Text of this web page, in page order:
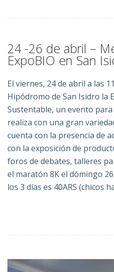
24 -26 de abril –
ExpoBIO en San
El viernes, 24 de abril a las
Hipódromo de San Isidro la
Sustentable, un evento
realiza con una gran
cuenta con la presencia de
con la exposición de
foros de debates, talleres
el maratón 8K el dómingo
los 3 días es 40ARS (chicos